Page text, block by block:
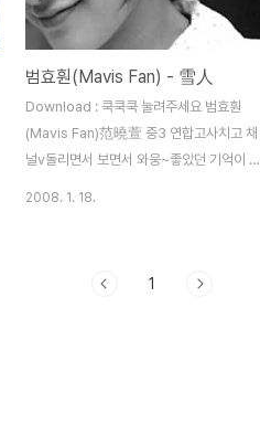
범효훤(Mavis Fan) - 雪人
Download : 쿡쿡쿡 눌려주세요 범효훤
(Mavis Fan)范曉萱 중3 연합고사치고 채
널v돌리면서 보면서 와웅~좋았던 기억이 새
라 여념이없었다는~~벌써 10년이 지난 일들
2008. 1. 18.
1